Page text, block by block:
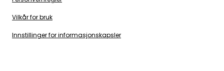
Vilkår for bruk
Innstillinger for informasjonskapsler